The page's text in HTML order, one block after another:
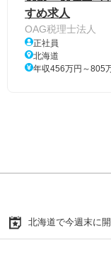
すめ求人
OAG税理士法人
正社員
北海道
年収456万円～805
北海道で今週末に